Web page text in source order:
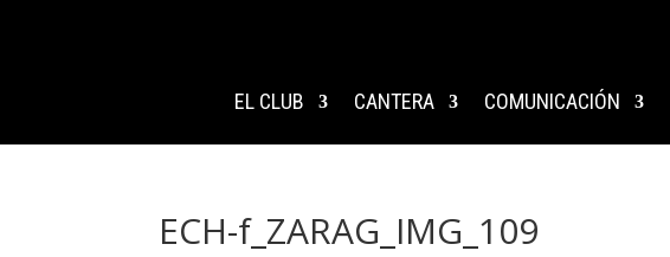
EL CLUB CANTERA COMUNICACIÓN
ECH-f_ZARAG_IMG_109